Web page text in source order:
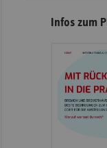
Infos zum